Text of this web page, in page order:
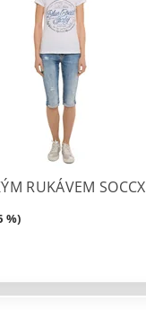
RUKÁVEM SOCCX
%)